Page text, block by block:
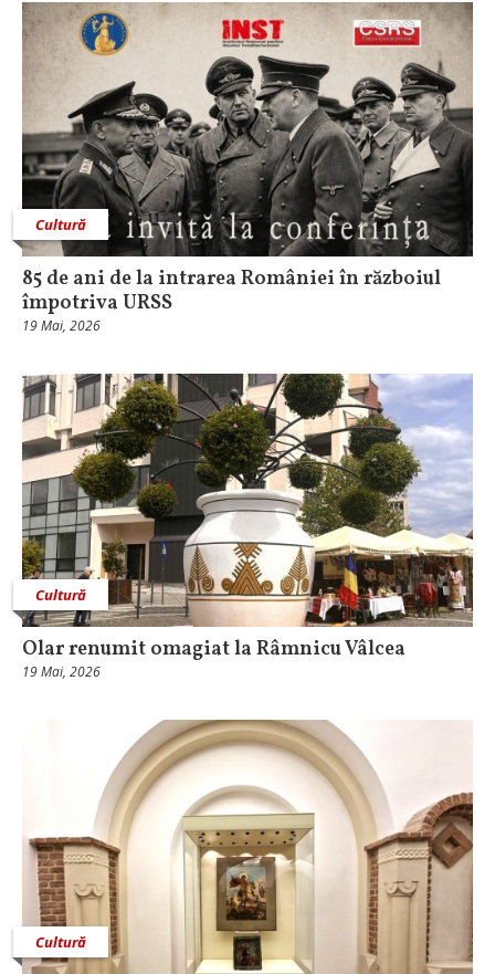
Cultură
85 de ani de la intrarea României în războiul
împotriva URSS
19 Mai, 2026
Cultură
Olar renumit omagiat la Râmnicu Vâlcea
19 Mai, 2026
Cultură